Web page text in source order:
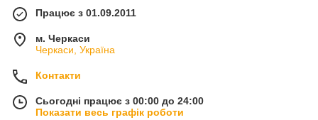
Працює з 01.09.2011
м. Черкаси
Черкаси, Україна
Контакти
Сьогодні працює з 00:00 до 24:00
Показати весь графік роботи